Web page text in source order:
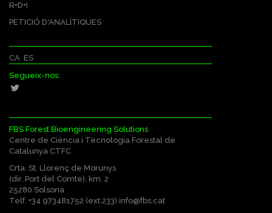
R+D+I
PETICIÓ D'ANALÍTIQUES
CA ES
Segueix-nos:
FBS Forest Bioengineering Solutions
Centre de Ciència i Tecnologia Forestal de
Catalunya CTFC
Crta. St. Llorenç de Morunys
(dir. Port del Comte), km. 2
25280 Solsona
Telf. +34 973481752 (ext.233) info@fbs.cat